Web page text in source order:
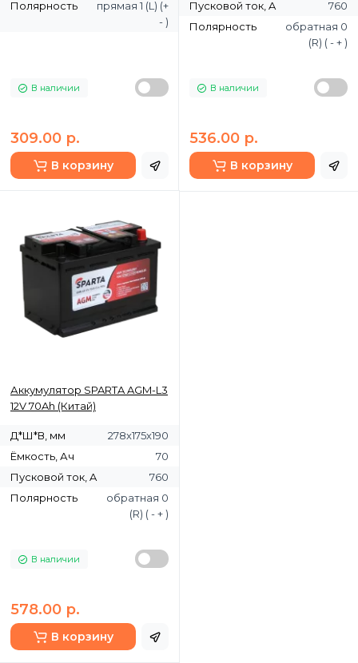
Полярность
прямая 1 (L) (+
- )
В наличии
309.00 р.
В корзину
Пусковой ток, A
760
Полярность
обратная 0
(R) ( - + )
В наличии
536.00 р.
В корзину
Аккумулятор SPARTA AGM-L3
12V 70Ah (Китай)
Д*Ш*В, мм
278х175х190
Ёмкость, Ач
70
Пусковой ток, A
760
Полярность
обратная 0
(R) ( - + )
В наличии
578.00 р.
В корзину